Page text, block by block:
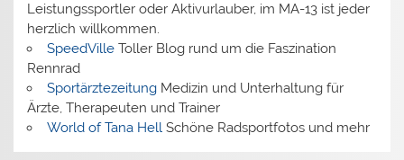
Leistungssportler oder Aktivurlauber, im MA-13 ist jeder
herzlich willkommen.
SpeedVilleToller Blog rund um die Faszination
Rennrad
SportärztezeitungMedizin und Unterhaltung für
Ärzte, Therapeuten und Trainer
World of Tana HellSchöne Radsportfotos und mehr